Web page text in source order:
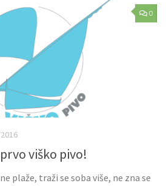
0
viško pivo!
plaže, traži se soba više, ne zna se